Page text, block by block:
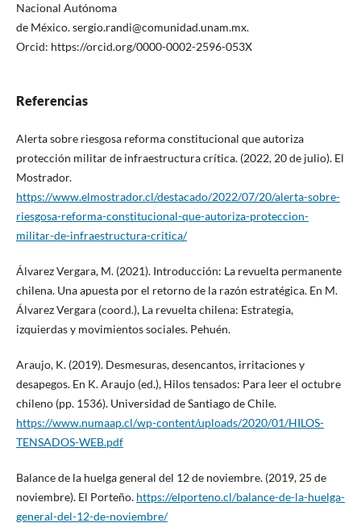
Nacional Autónoma
de México. sergio.randi@comunidad.unam.mx.
Orcid: https://orcid.org/0000-0002-2596-053X
Referencias
Alerta sobre riesgosa reforma constitucional que autoriza
protección militar de infraestructura crítica. (2022, 20 de julio). El
Mostrador.
https://www.elmostrador.cl/destacado/2022/07/20/alerta-sobre-
riesgosa-reforma-constitucional-que-autoriza-proteccion-
militar-de-infraestructura-critica/
Álvarez Vergara, M. (2021). Introducción: La revuelta permanente
chilena. Una apuesta por el retorno de la razón estratégica. En M.
Álvarez Vergara (coord.), La revuelta chilena: Estrategia,
izquierdas y movimientos sociales. Pehuén.
Araujo, K. (2019). Desmesuras, desencantos, irritaciones y
desapegos. En K. Araujo (ed.), Hilos tensados: Para leer el octubre
chileno (pp. 1536). Universidad de Santiago de Chile.
https://www.numaap.cl/wp-content/uploads/2020/01/HILOS-
TENSADOS-WEB.pdf
Balance de la huelga general del 12 de noviembre. (2019, 25 de
noviembre). El Porteño. https://elporteno.cl/balance-de-la-huelga-
general-del-12-de-noviembre/